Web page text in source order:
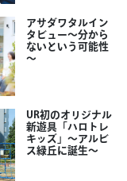
アサダワタルイン
タビュー～分から
ないという可能性
～
UR初のオリジナル
新遊具「ハロトレ
キッズ」～アルビ
ス緑丘に誕生～